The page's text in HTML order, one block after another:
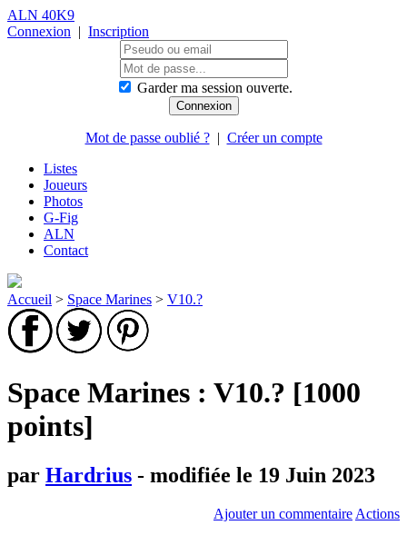
ALN 40K9
Connexion | Inscription
Garder ma session ouverte.
Mot de passe oublié ?| Créer un compte
Listes
Joueurs
Photos
G-Fig
ALN
Contact
Accueil > Space Marines > V10.?
Space Marines : V10.? [1000
points]
par Hardrius - modifiée le 19 Juin 2023
Ajouter un commentaire Actions